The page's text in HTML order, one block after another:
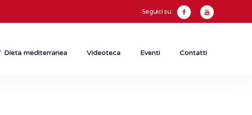
Seguici su:
Dieta mediterranea Videoteca Eventi Contatti